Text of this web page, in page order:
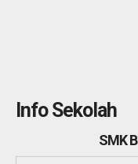
Info Sekolah
SMK